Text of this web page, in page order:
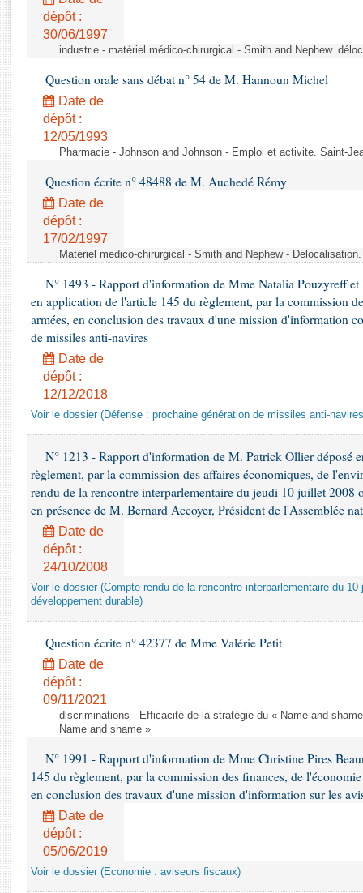
Rapports d'enquête
Rapports législatifs
Dossiers législatifs
Budget et sécurité sociale
Questions écrites et orales
dépôt :
30/06/1997
industrie - matériel médico-chirurgical - Smith and Nephew.
Question orale sans débat n° 54 de M. Hannoun Michel
Date de
dépôt :
12/05/1993
Pharmacie - Johnson and Johnson - Emploi et activite. Saint-
Question écrite n° 48488 de M. Auchedé Rémy
Date de
dépôt :
17/02/1997
Materiel medico-chirurgical - Smith and Nephew -
N° 1493 - Rapport d'information de Mme Natalia Pouzyreff
en application de l'article 145 du règlement, par la commission
armées, en conclusion des travaux d'une mission d'information
de missiles anti-navires
Date de
dépôt :
12/12/2018
Voir le dossier (Défense : prochaine génération de missiles anti-
N° 1213 - Rapport d'information de M. Patrick Ollier déposé
règlement, par la commission des affaires économiques, de
rendu de la rencontre interparlementaire du jeudi 10 juillet 2008
en présence de M. Bernard Accoyer, Président de l'Assemblée
Date de
dépôt :
24/10/2008
Voir le dossier (Compte rendu de la rencontre interparlementaire du
développement durable)
Question écrite n° 42377 de Mme Valérie Petit
Date de
dépôt :
09/11/2021
discriminations - Efficacité de la stratégie du « Name and
Name and shame »
N° 1991 - Rapport d'information de Mme Christine Pires
145 du règlement, par la commission des finances, de
en conclusion des travaux d'une mission d'information sur les
Date de
dépôt :
05/06/2019
Voir le dossier (Economie : aviseurs fiscaux)